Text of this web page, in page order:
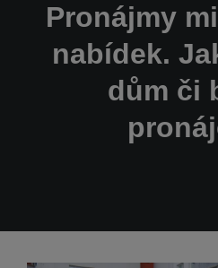
Pronájmy
nabídek.
dům či